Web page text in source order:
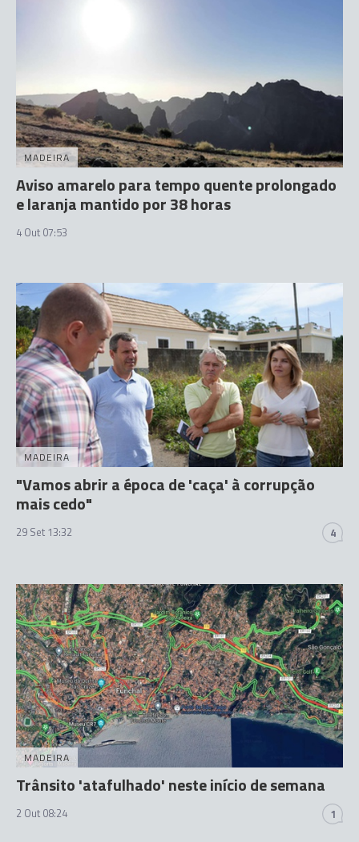
MADEIRA
Aviso amarelo para tempo quente prolongado
e laranja mantido por 38 horas
4 Out 07:53
MADEIRA
"Vamos abrir a época de 'caça' à corrupção
mais cedo"
29 Set 13:32 4
MADEIRA
Trânsito 'atafulhado' neste início de semana
2 Out 08:24 1